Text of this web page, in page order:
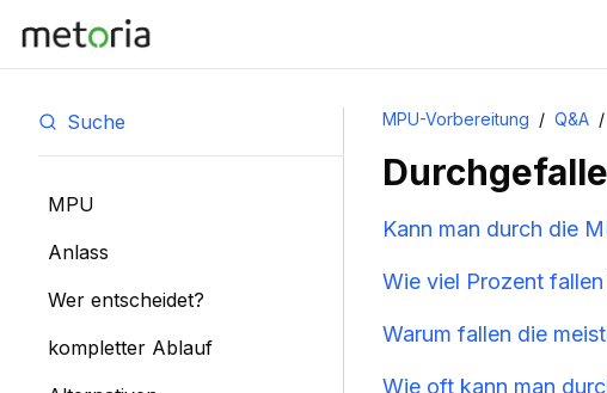
Suche
MPU
Anlass
Wer entscheidet?
kompletter Ablauf
MPU-Vorbereitung / Q&A /
Kann man durch die
Wie viel Prozent
Warum fallen die
Wie oft kann man